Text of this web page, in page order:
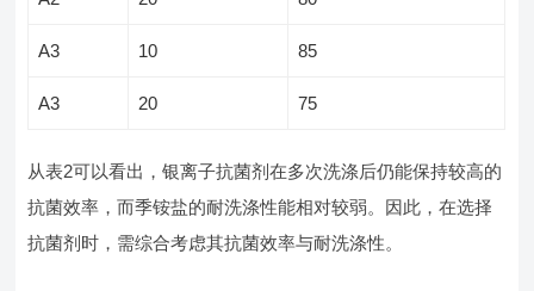
A3 10 85
A3 20 75
从表2可以看出，银离子抗菌剂在多次洗涤后仍能保持较高的
抗菌效率，而季铵盐的耐洗涤性能相对较弱。因此，在选择
抗菌剂时，需综合考虑其抗菌效率与耐洗涤性。